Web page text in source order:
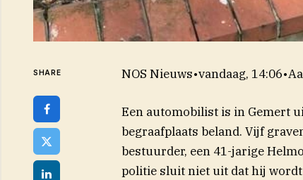
SHARE NOS Nieuws•vandaag, 14:06•
Een automobilist is in Gemert
begraafplaats beland. Vijf
bestuurder, een 41-jarige
politie sluit niet uit dat hij wordt